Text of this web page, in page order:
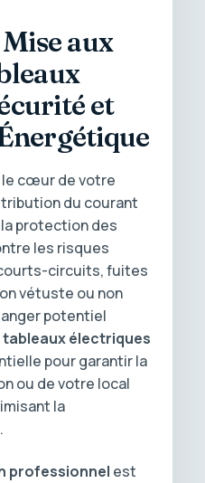
aux
et
cœur de votre
du courant
protection des
les risques
circuits, fuites
vétuste ou non
potentiel
électriques
pour garantir la
ou de votre local
la
professionnel est